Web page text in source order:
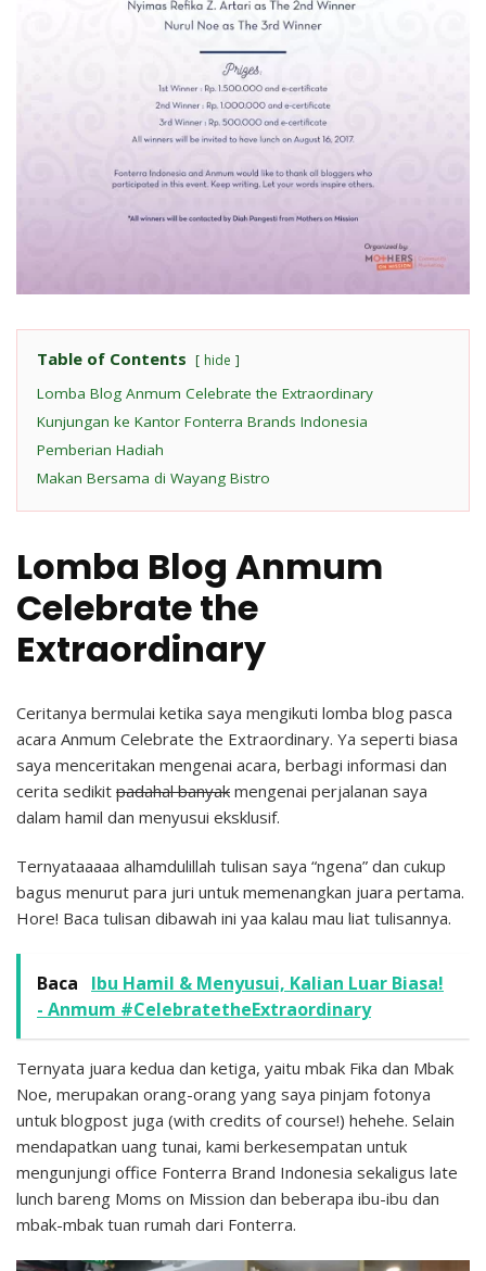
Table of Contents hide
Lomba Blog Anmum Celebrate the Extraordinary
Kunjungan ke Kantor Fonterra Brands Indonesia
Pemberian Hadiah
Makan Bersama di Wayang Bistro
Lomba Blog Anmum
Celebrate the
Extraordinary
Ceritanya bermulai ketika saya mengikuti lomba blog pasca
acara Anmum Celebrate the Extraordinary. Ya seperti biasa
saya menceritakan mengenai acara, berbagi informasi dan
cerita sedikit padahal banyak mengenai perjalanan saya
dalam hamil dan menyusui eksklusif.
Ternyataaaaa alhamdulillah tulisan saya “ngena” dan cukup
bagus menurut para juri untuk memenangkan juara pertama.
Hore! Baca tulisan dibawah ini yaa kalau mau liat tulisannya.
Baca
Ibu Hamil & Menyusui, Kalian Luar Biasa!
- Anmum #CelebratetheExtraordinary
Ternyata juara kedua dan ketiga, yaitu mbak Fika dan Mbak
Noe, merupakan orang-orang yang saya pinjam fotonya
untuk blogpost juga (with credits of course!) hehehe. Selain
mendapatkan uang tunai, kami berkesempatan untuk
mengunjungi office Fonterra Brand Indonesia sekaligus late
lunch bareng Moms on Mission dan beberapa ibu-ibu dan
mbak-mbak tuan rumah dari Fonterra.